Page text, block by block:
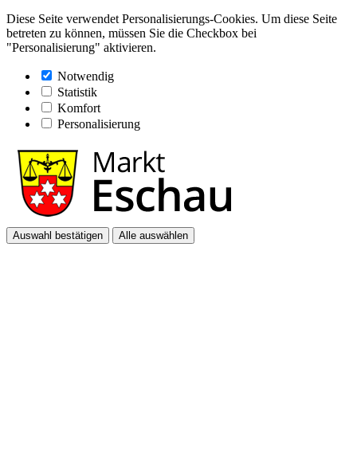
Diese Seite verwendet Personalisierungs-Cookies. Um diese Seite
betreten zu können, müssen Sie die Checkbox bei
"Personalisierung" aktivieren.
Notwendig
Statistik
Komfort
Personalisierung
Auswahl bestätigen Alle auswählen